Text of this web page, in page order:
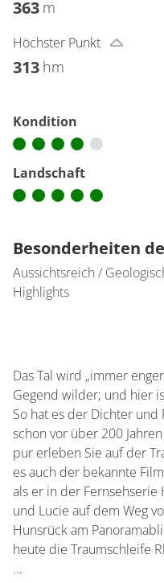
363 m
Höchster Punkt
313 hm
Kondition
Landschaft
Besonderheiten
Aussichtsreich /
Highlights
Das Tal wird „immer
Gegend wilder; und hier
So hat es der Dichter
schon vor über 200
pur erleben Sie auf der
es auch der bekannte
als er in der Fernsehserie
und Lucie auf dem Weg
Hunsrück am
heute die Traumschleife
…